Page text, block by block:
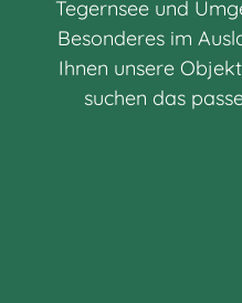
Tegern­see und
Beson­de­res im
Ihnen unsere
suchen das